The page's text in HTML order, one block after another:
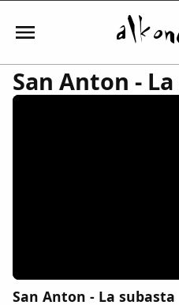
San Anton -
San Anton - La subasta